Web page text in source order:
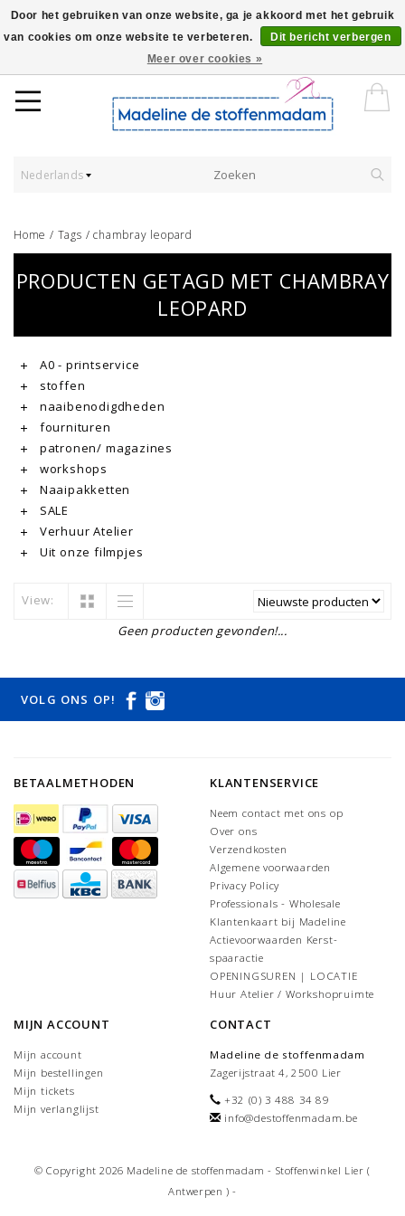
Worldwide Shipping - Onze stoffen worden verkocht per 10 cm.
Nederlands
Home / Tags /chambray leopard
PRODUCTEN GETAGD MET CHAMBRAY
LEOPARD
A0 - printservice
stoffen
naaibenodigdheden
fournituren
patronen/ magazines
workshops
Naaipakketten
SALE
Verhuur Atelier
Uit onze filmpjes
View:
Geen producten gevonden!...
VOLG ONS OP!
BETAALMETHODEN KLANTENSERVICE
Neem contact met ons op
Over ons
Verzendkosten
Algemene voorwaarden
Privacy Policy
Professionals - Wholesale
Klantenkaart bij Madeline
Actievoorwaarden Kerst-
spaaractie
OPENINGSUREN | LOCATIE
Huur Atelier / Workshopruimte
MIJN ACCOUNT
Mijn account
Mijn bestellingen
Mijn tickets
Mijn verlanglijst
CONTACT
Madeline de stoffenmadam
Zagerijstraat 4, 2500 Lier
+32 (0) 3 488 34 89
info@destoffenmadam.be
© Copyright 2026 Madeline de stoffenmadam - Stoffenwinkel Lier (
Antwerpen ) -
Door het gebruiken van onze website, ga je akkoord met het gebruik
van cookies om onze website te verbeteren.
Dit bericht verbergen
Meer over cookies »